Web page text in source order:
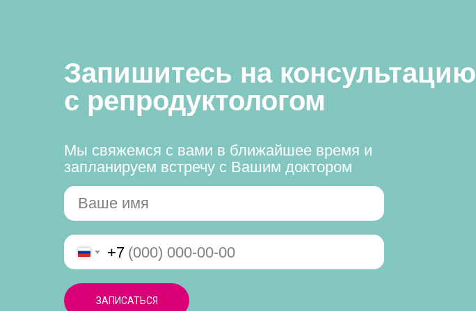
+7
ЗАПИСАТЬСЯ
Мы свяжемся с вами в ближайшее время и
запланируем встречу с Вашим доктором
Запишитесь на консультацию
с репродуктологом